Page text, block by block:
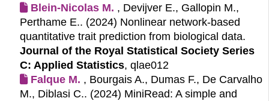
Blein-Nicolas M. , Devijver E., Gallopin M.,
Perthame E.. (2024) Nonlinear network-based
quantitative trait prediction from biological data.
Journal of the Royal Statistical Society Series
C: Applied Statistics, qlae012
Falque M. , Bourgais A., Dumas F., De Carvalho
M., Diblasi C.. (2024) MiniRead: A simple and